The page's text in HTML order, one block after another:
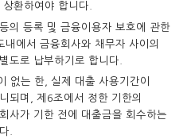
환하여야 합니다.
의 등록 및 금융이용자 보호에 관한
에서 금융회사와 채무자 사이의
도로 납부하기로 합니다.
없는 한, 실제 대출 사용기간이
되며, 제6조에서 정한 기한의
사가 기한 전에 대출금을 회수하는
.